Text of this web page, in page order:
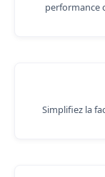
performance
Simplifiez la